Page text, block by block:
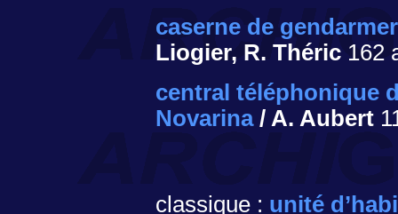
caserne de
Liogier, R. Théric 162
central téléphonique
Novarina/ A. Aubert
classique : unité